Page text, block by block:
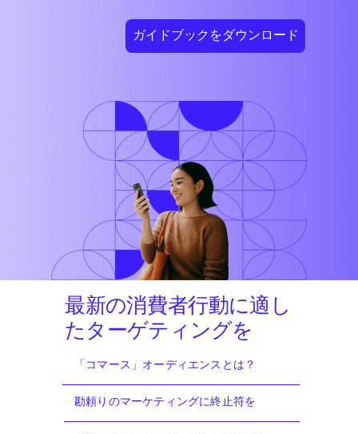
ガイドブックをダウンロード
最新の消費者行動に適し
たターゲティングを
「コマース」オーディエンスとは？
勘頼りのマーケティングに終止符を